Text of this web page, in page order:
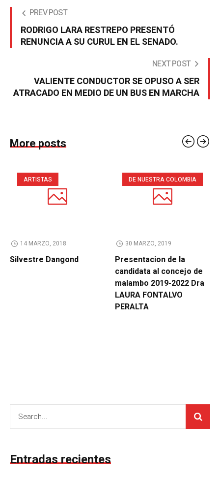
PREV POST
RODRIGO LARA RESTREPO PRESENTÓ
RENUNCIA A SU CURUL EN EL SENADO.
NEXT POST
VALIENTE CONDUCTOR SE OPUSO A SER
ATRACADO EN MEDIO DE UN BUS EN MARCHA
More posts
ARTISTAS
14 MARZO, 2018
Silvestre Dangond
DE NUESTRA COLOMBIA
30 MARZO, 2019
Presentacion de la
candidata al concejo de
malambo 2019-2022 Dra
LAURA FONTALVO
PERALTA
Entradas recientes